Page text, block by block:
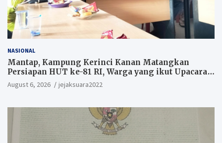
NASIONAL
Mantap, Kampung Kerinci Kanan Matangkan
Persiapan HUT ke-81 RI, Warga yang ikut Upacara
Berkesempatan Raih Hadiah
August 6, 2026 jejaksuara2022